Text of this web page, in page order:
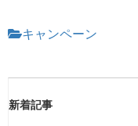
キャンペーン
新着記事